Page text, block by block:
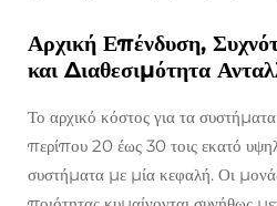
Αρχική Επένδυση,
και Διαθεσιμότητα
Το αρχικό κόστος για τα
περίπου 20 έως 30 τοις εκατό
συστήματα με μία κεφαλή. Οι